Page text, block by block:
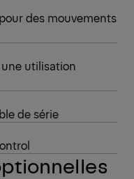
des mouvements
utilisation
de série